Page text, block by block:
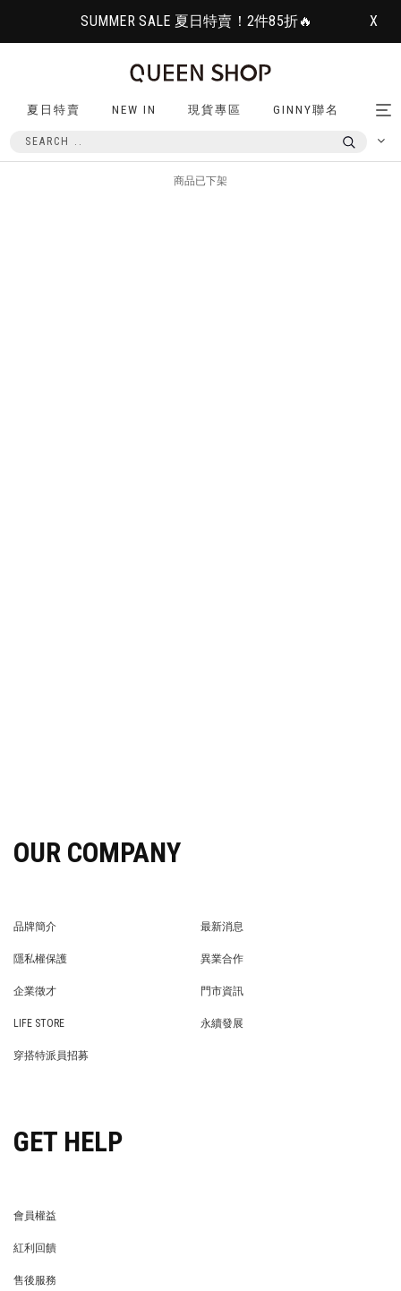
SUMMER SALE 夏日特賣！2件85折🔥 X
夏日特賣 NEW IN 現貨專區 GINNY聯名
商品已下架
OUR COMPANY
品牌簡介
最新消息
隱私權保護
異業合作
企業徵才
門市資訊
LIFE STORE
永續發展
穿搭特派員招募
GET HELP
會員權益
紅利回饋
售後服務